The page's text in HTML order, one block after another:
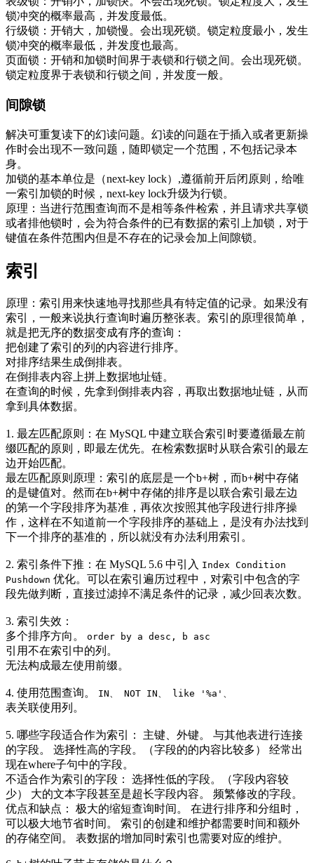
锁冲突的概率最高，并发度最低。
行级锁：开销大，加锁慢。会出现死锁。锁定粒度最小，发生
锁冲突的概率最低，并发度也最高。
页面锁：开销和加锁时间界于表锁和行锁之间。会出现死锁。
锁定粒度界于表锁和行锁之间，并发度一般。
间隙锁
解决可重复读下的幻读问题。幻读的问题在于插入或者更新操
作时会出现不一致问题，随即锁定一个范围，不包括记录本
身。
加锁的基本单位是（next-key lock）,遵循前开后闭原则，给唯
一索引加锁的时候，next-key lock升级为行锁。
原理：当进行范围查询而不是相等条件检索，并且请求共享锁
或者排他锁时，会为符合条件的已有数据的索引上加锁，对于
键值在条件范围内但是不存在的记录会加上间隙锁。
索引
原理：索引用来快速地寻找那些具有特定值的记录。如果没有
索引，一般来说执行查询时遍历整张表。索引的原理很简单，
就是把无序的数据变成有序的查询：
把创建了索引的列的内容进行排序。
对排序结果生成倒排表。
在倒排表内容上拼上数据地址链。
在查询的时候，先拿到倒排表内容，再取出数据地址链，从而
拿到具体数据。
1. 最左匹配原则：在 MySQL 中建立联合索引时要遵循最左前
缀匹配的原则，即最左优先。在检索数据时从联合索引的最左
边开始匹配。
最左匹配原则原理：索引的底层是一个b+树，而b+树中存储
的是键值对。然而在b+树中存储的排序是以联合索引最左边
的第一个字段排序为基准，再依次按照其他字段进行排序操
作，这样在不知道前一个字段排序的基础上，是没有办法找到
下一个排序的基准的，所以就没有办法利用索引。
2. 索引条件下推：在 MySQL 5.6 中引入 Index Condition
Pushdown 优化。可以在索引遍历过程中，对索引中包含的字
段先做判断，直接过滤掉不满足条件的记录，减少回表次数。
3. 索引失效：
多个排序方向。 order by a desc, b asc
引用不在索引中的列。
无法构成最左使用前缀。
4. 使用范围查询。 IN、 NOT IN、 like '%a'、
表关联使用列。
5. 哪些字段适合作为索引： 主键、外键。 与其他表进行连接
的字段。 选择性高的字段。（字段的的内容比较多） 经常出
现在where子句中的字段。
不适合作为索引的字段： 选择性低的字段。（字段内容较
少） 大的文本字段甚至是超长字段内容。 频繁修改的字段。
优点和缺点： 极大的缩短查询时间。 在进行排序和分组时，
可以极大地节省时间。 索引的创建和维护都需要时间和额外
的存储空间。 表数据的增加同时索引也需要对应的维护。